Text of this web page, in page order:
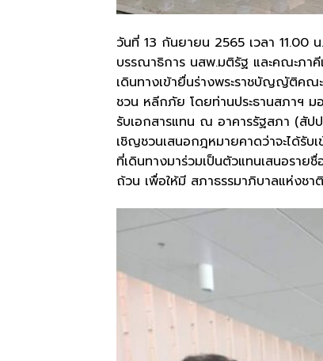
วันที่ 13 กันยายน 2565 เวลา
บรรณาธิการ นสพ.มติรัฐ และคณะภาคี
เดินทางเข้ายื่นร่างพระราชบัญญัติคณ
ชวน หลีกภัย โดยท่านประธานสภาฯ
รับเอกสารแทน ณ อาคารรัฐสภา (สัป
เชิญชวนเสนอกฎหมายคาดว่าจะได้รั
ที่เดินทางมาร่วมเป็นตัวแทนเสนอราย
ถ้วน เพื่อให้มี สภาธรรมาภิบาลแห่งชา